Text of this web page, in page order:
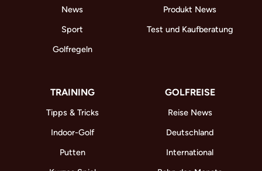
News
Sport
Golfregeln
Produkt News
Test und Kaufberatung
TRAINING
Tipps & Tricks
Indoor-Golf
Putten
GOLFREISE
Reise News
Deutschland
International